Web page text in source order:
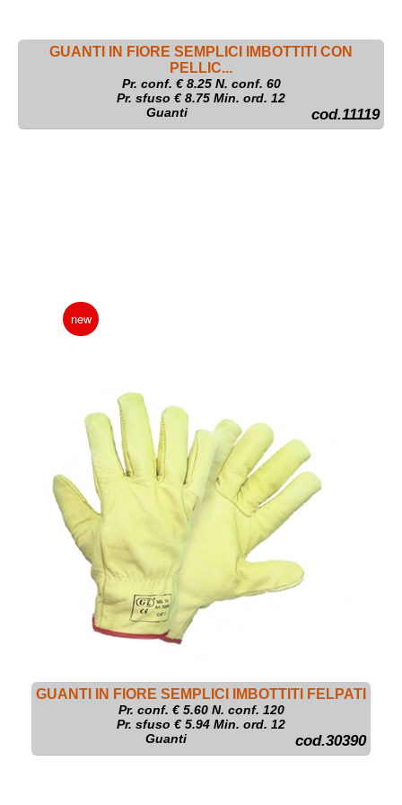
GUANTI IN FIORE SEMPLICI IMBOTTITI CON
PELLIC...
Pr. conf. €8.25N. conf. 60
Pr. sfuso € 8.75 Min. ord. 12
Guanti
cod.11119
new
GUANTI IN FIORE SEMPLICI IMBOTTITI FELPATI
Pr. conf. €5.60N. conf. 120
Pr. sfuso € 5.94 Min. ord. 12
Guanti
cod.30390